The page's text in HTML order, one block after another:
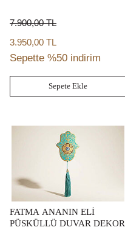
7.900,00TL
3.950,00 TL
Sepette %50 indirim
Sepete Ekle
FATMA ANANIN ELİ
PÜSKÜLLÜ DUVAR DEKOR